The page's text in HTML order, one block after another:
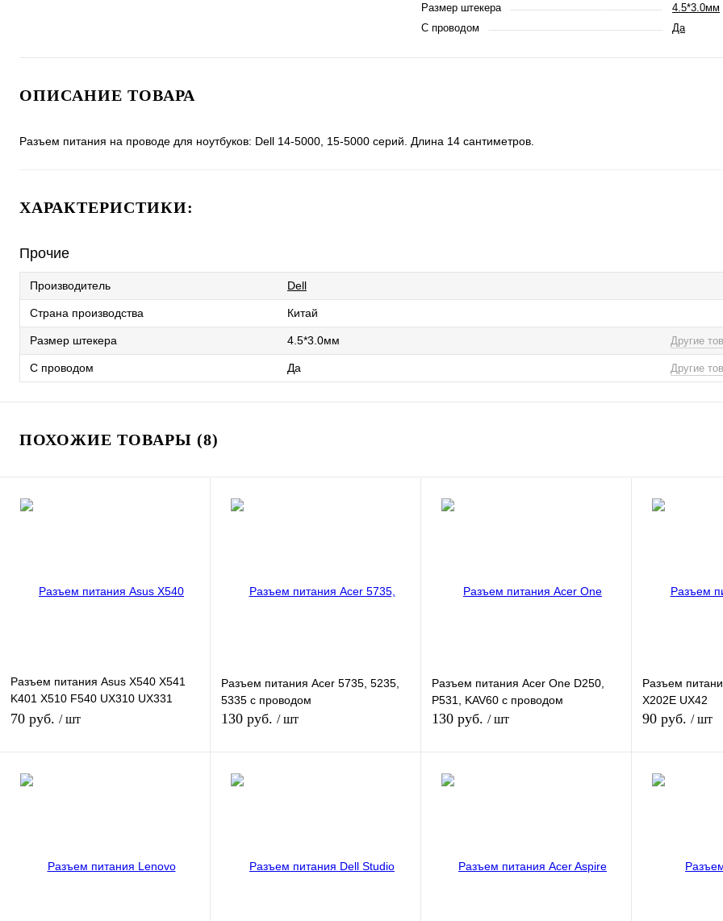
Размер штекера
4.5*3.0мм
С проводом
Да
ОПИСАНИЕ ТОВАРА
Разъем питания на проводе для ноутбуков: Dell 14-5000, 15-5000 серий. Длина 14 сантиметров.
ХАРАКТЕРИСТИКИ:
Прочие
Производитель Dell
Страна производства Китай
Размер штекера 4.5*3.0мм Другие
С проводом Да Другие
ПОХОЖИЕ ТОВАРЫ (8)
Разъем питания Asus X540 X541
K401 X510 F540 UX310 UX331
X441
70 руб. / шт
наличии
Разъем питания Acer 5735, 5235,
5335 с проводом
130 руб. / шт
наличии
Разъем питания Acer One D250,
P531, KAV60 с проводом
130 руб. / шт
наличии
Разъем
X202E UX42
90 руб. / шт